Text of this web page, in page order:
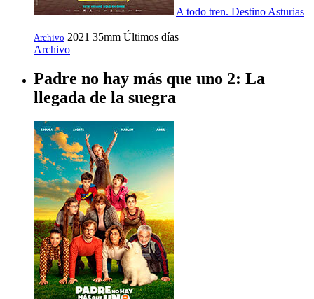
A todo tren. Destino Asturias
Archivo 2021 35mm Últimos días
Archivo
Padre no hay más que uno 2: La
llegada de la suegra